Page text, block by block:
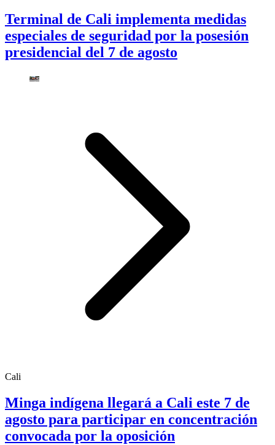
Terminal de Cali implementa medidas
especiales de seguridad por la posesión
presidencial del 7 de agosto
Cali
Minga indígena llegará a Cali este 7 de
agosto para participar en concentración
convocada por la oposición